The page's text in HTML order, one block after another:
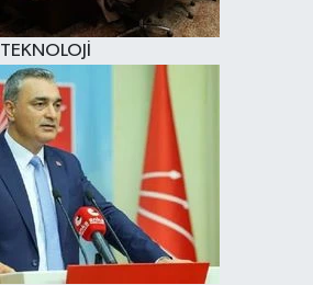
TEKNOLOJİ